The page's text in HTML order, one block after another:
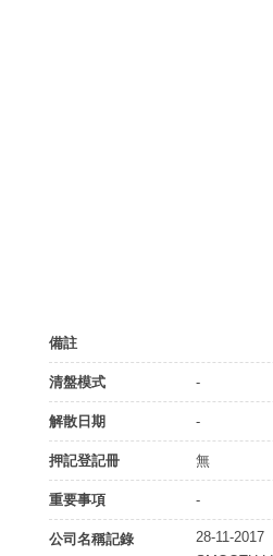
備註
清盤模式 -
解散日期 -
押記登記冊 無
重要事項 -
公司名稱記錄
28-11-2017